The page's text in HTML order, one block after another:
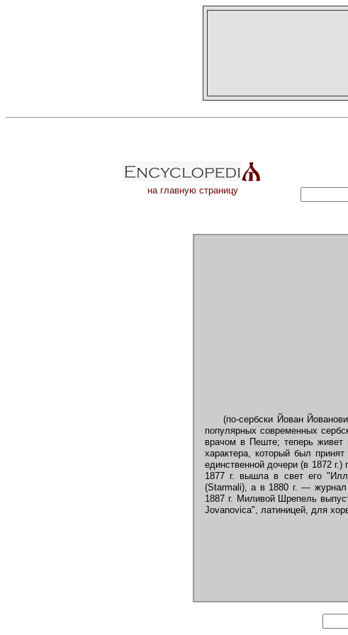
на главную страницу
(по-сербски Йован
популярных современных
врачом в Пеште; теперь
характера, который был
единственной дочери (в 1872
1877 г. вышла в свет его
(Starmali), а в 1880 г. —
1887 г. Миливой Шрепель
Jovanovica", латиницей, для